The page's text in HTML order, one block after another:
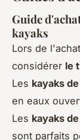
Guide
kayaks
Lors de
considérer le
Les kayaks
en eaux
Les kayaks
sont parfaits